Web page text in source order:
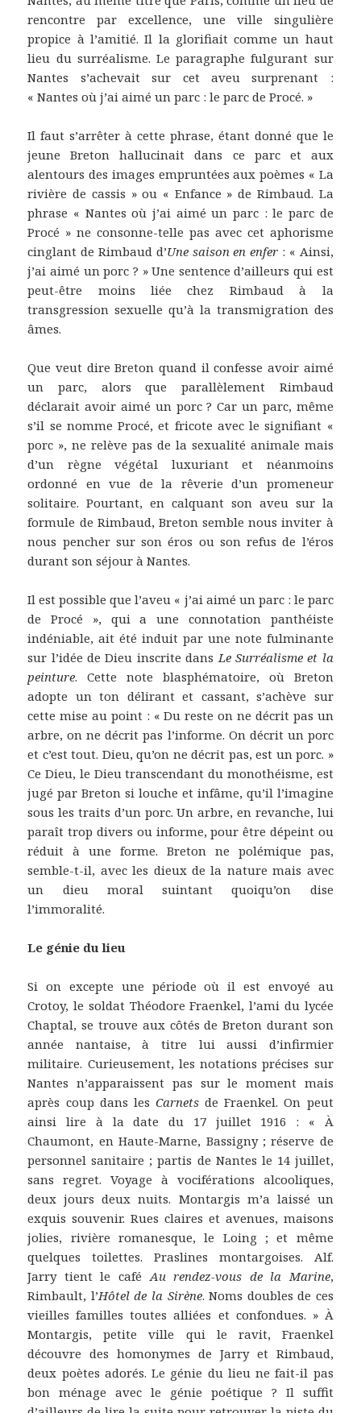
rencontre par excellence, une ville singulière
propice à l’amitié. Il la glorifiait comme un haut
lieu du surréalisme. Le paragraphe fulgurant sur
Nantes s’achevait sur cet aveu surprenant :
« Nantes où j’ai aimé un parc : le parc de Procé. »
Il faut s’arrêter à cette phrase, étant donné que le
jeune Breton hallucinait dans ce parc et aux
alentours des images empruntées aux poèmes « La
rivière de cassis » ou « Enfance » de Rimbaud. La
phrase « Nantes où j’ai aimé un parc : le parc de
Procé » ne consonne-telle pas avec cet aphorisme
cinglant de Rimbaud d’Une saison en enfer : « Ainsi,
j’ai aimé un porc ? » Une sentence d’ailleurs qui est
peut-être moins liée chez Rimbaud à la
transgression sexuelle qu’à la transmigration des
âmes.
Que veut dire Breton quand il confesse avoir aimé
un parc, alors que parallèlement Rimbaud
déclarait avoir aimé un porc ? Car un parc, même
s’il se nomme Procé, et fricote avec le signifiant «
porc », ne relève pas de la sexualité animale mais
d’un règne végétal luxuriant et néanmoins
ordonné en vue de la rêverie d’un promeneur
solitaire. Pourtant, en calquant son aveu sur la
formule de Rimbaud, Breton semble nous inviter à
nous pencher sur son éros ou son refus de l’éros
durant son séjour à Nantes.
Il est possible que l’aveu « j’ai aimé un parc : le parc
de Procé », qui a une connotation panthéiste
indéniable, ait été induit par une note fulminante
sur l’idée de Dieu inscrite dansLe Surréalisme et la
peinture. Cette note blasphématoire, où Breton
adopte un ton délirant et cassant, s’achève sur
cette mise au point : « Du reste on ne décrit pas un
arbre, on ne décrit pas l’informe. On décrit un porc
et c’est tout. Dieu, qu’on ne décrit pas, est un porc. »
Ce Dieu, le Dieu transcendant du monothéisme, est
jugé par Breton si louche et infâme, qu’il l’imagine
sous les traits d’un porc. Un arbre, en revanche, lui
paraît trop divers ou informe, pour être dépeint ou
réduit à une forme. Breton ne polémique pas,
semble-t-il, avec les dieux de la nature mais avec
un dieu moral suintant quoiqu’on dise
l’immoralité.
Le génie du lieu
Si on excepte une période où il est envoyé au
Crotoy, le soldat Théodore Fraenkel, l’ami du lycée
Chaptal, se trouve aux côtés de Breton durant son
année nantaise, à titre lui aussi d’infirmier
militaire. Curieusement, les notations précises sur
Nantes n’apparaissent pas sur le moment mais
après coup dans les Carnets de Fraenkel. On peut
ainsi lire à la date du 17 juillet 1916 : « À
Chaumont, en Haute-Marne, Bassigny ; réserve de
personnel sanitaire ; partis de Nantes le 14 juillet,
sans regret. Voyage à vociférations alcooliques,
deux jours deux nuits. Montargis m’a laissé un
exquis souvenir. Rues claires et avenues, maisons
jolies, rivière romanesque, le Loing ; et même
quelques toilettes. Praslines montargoises. Alf.
Jarry tient le caféAu rendez-vous de la Marine,
Rimbault, l’Hôtel de la Sirène. Noms doubles de ces
vieilles familles toutes alliées et confondues. » À
Montargis, petite ville qui le ravit, Fraenkel
découvre des homonymes de Jarry et Rimbaud,
deux poètes adorés. Le génie du lieu ne fait-il pas
bon ménage avec le génie poétique ? Il suffit